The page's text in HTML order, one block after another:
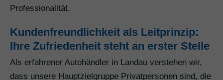
Professionalität.
Kundenfreundlichkeit als Leitprinzip:
Ihre Zufriedenheit steht an erster Stelle
Als erfahrener Autohändler in Landau verstehen wir,
dass unsere Hauptzielgruppe Privatpersonen sind, die